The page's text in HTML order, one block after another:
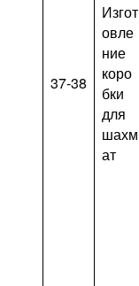
37-38
Изгот
овле
ние
коро
бки
для
шахм
ат